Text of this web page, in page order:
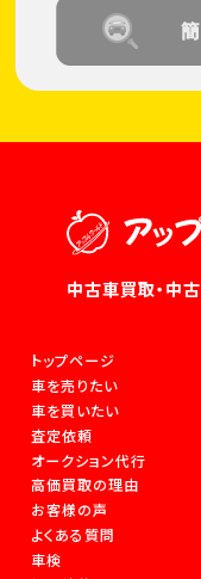
中古車買取・中
トップページ
車を売りたい
車を買いたい
査定依頼
オークション代行
高価買取の理由
お客様の声
よくある質問
車検